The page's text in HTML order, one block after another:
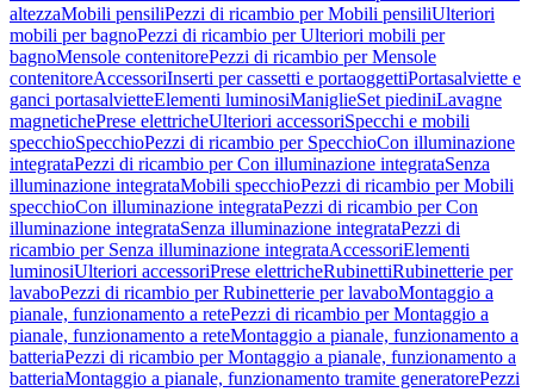
altezzaMobili pensiliPezzi di ricambio per Mobili pensiliUlteriori
mobili per bagnoPezzi di ricambio per Ulteriori mobili per
bagnoMensole contenitorePezzi di ricambio per Mensole
contenitoreAccessoriInserti per cassetti e portaoggettiPortasalviette e
ganci portasalvietteElementi luminosiManiglieSet piediniLavagne
magnetichePrese elettricheUlteriori accessoriSpecchi e mobili
specchioSpecchioPezzi di ricambio per SpecchioCon illuminazione
integrataPezzi di ricambio per Con illuminazione integrataSenza
illuminazione integrataMobili specchioPezzi di ricambio per Mobili
specchioCon illuminazione integrataPezzi di ricambio per Con
illuminazione integrataSenza illuminazione integrataPezzi di
ricambio per Senza illuminazione integrataAccessoriElementi
luminosiUlteriori accessoriPrese elettricheRubinettiRubinetterie per
lavaboPezzi di ricambio per Rubinetterie per lavaboMontaggio a
pianale, funzionamento a retePezzi di ricambio per Montaggio a
pianale, funzionamento a reteMontaggio a pianale, funzionamento a
batteriaPezzi di ricambio per Montaggio a pianale, funzionamento a
batteriaMontaggio a pianale, funzionamento tramite generatorePezzi